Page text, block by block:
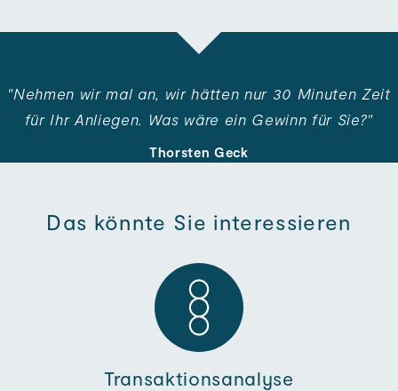
"Nehmen wir mal an, wir hätten nur 30 Minuten Zeit
für Ihr An­liegen. Was wäre ein Gewinn für Sie?"
Thorsten Geck
Das könnte Sie interessieren
Transaktionsanalyse